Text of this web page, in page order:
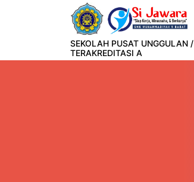
SEKOLAH PUSAT UNGGULAN /
TERAKREDITASI A